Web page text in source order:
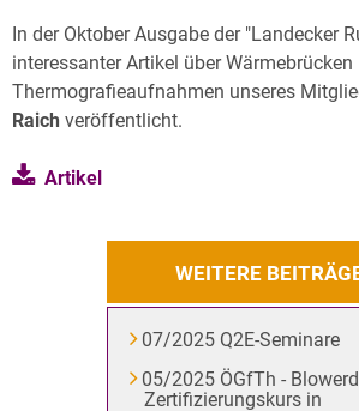
Expertenwissen & Normen
Archiv
Über uns
In der Oktober Ausgabe der "Landecker
interessanter Artikel über
Thermografieaufnahmen unseres
Raich veröffentlicht.
Artikel
WEITERE
07/2025 Q2E-Seminare
05/2025 ÖGfTh -
Zertifizierungskurs in